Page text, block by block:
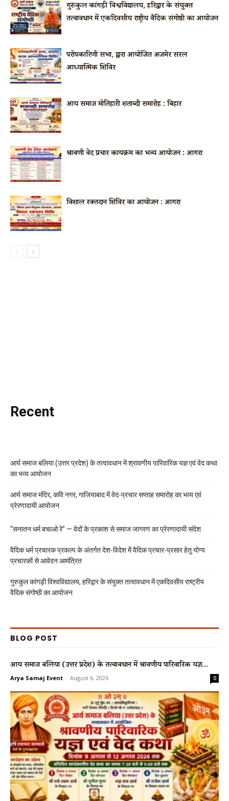
गुरुकुल कांगड़ी विश्वविद्यालय, हरिद्वार के संयुक्त
तत्वावधान में एकदिवसीय राष्ट्रीय वैदिक संगोष्ठी का आयोजन
परोपकारिणी सभा, द्वारा आयोजित अजमेर सरल
आध्यात्मिक शिविर
आर्य समाज मोतिहारी शताब्दी समारोह : बिहार
श्रावणी वेद प्रचार कार्यक्रम का भव्य आयोजन : आगरा
विशाल रक्तदान शिविर का आयोजन : आगरा
Recent
आर्य समाज बलिया (उत्तर प्रदेश) के तत्वावधान में श्रावणीय पारिवारिक यज्ञ एवं वेद कथा
का भव्य आयोजन
आर्य समाज मंदिर, कवि नगर, गाजियाबाद में वेद-प्रचार सप्ताह समारोह का भव्य एवं
प्रेरणादायी आयोजन
“सनातन धर्म बचाओ रे” — वेदों के प्रकाश से समाज जागरण का प्रेरणादायी संदेश
वैदिक धर्म प्रचारक प्रकल्प के अंतर्गत देश-विदेश में वैदिक प्रचार-प्रसार हेतु योग्य
प्रचारकों से आवेदन आमंत्रित
गुरुकुल कांगड़ी विश्वविद्यालय, हरिद्वार के संयुक्त तत्वावधान में एकदिवसीय राष्ट्रीय
वैदिक संगोष्ठी का आयोजन
BLOG POST
आर्य समाज बलिया (उत्तर प्रदेश) के तत्वावधान में श्रावणीय पारिवारिक यज्ञ...
Arya Samaj Event - August 6, 2026 0